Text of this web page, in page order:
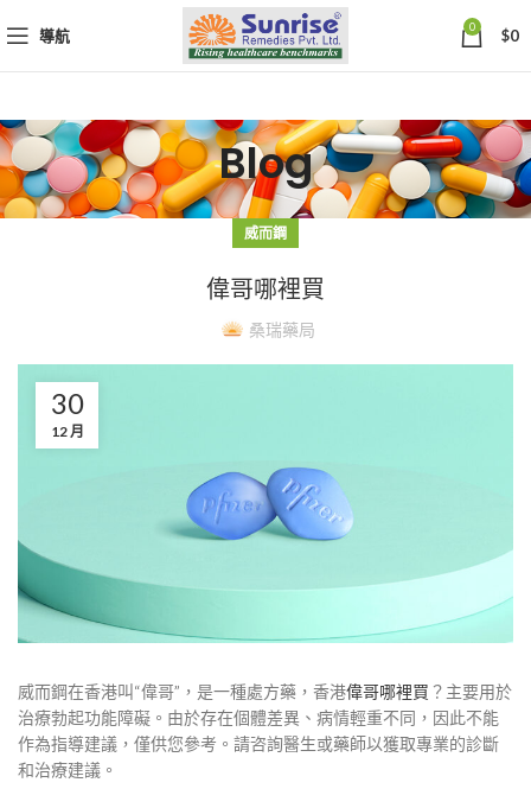
導航 0 $0
Blog
威而鋼
偉哥哪裡買
桑瑞藥局
30
12 月
威而鋼在香港叫“偉哥”，是一種處方藥，香港偉哥哪裡買 ？主要用於
治療勃起功能障礙。由於存在個體差異、病情輕重不同，因此不能
作為指導建議，僅供您參考。請咨詢醫生或藥師以獲取專業的診斷
和治療建議。